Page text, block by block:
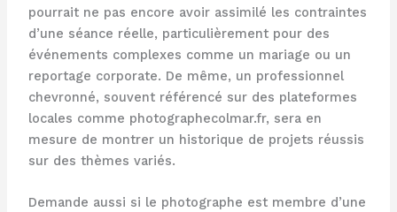
pourrait ne pas encore avoir assimilé les contraintes
d’une séance réelle, particulièrement pour des
événements complexes comme un mariage ou un
reportage corporate. De même, un professionnel
chevronné, souvent référencé sur des plateformes
locales comme photographecolmar.fr, sera en
mesure de montrer un historique de projets réussis
sur des thèmes variés.
Demande aussi si le photographe est membre d’une